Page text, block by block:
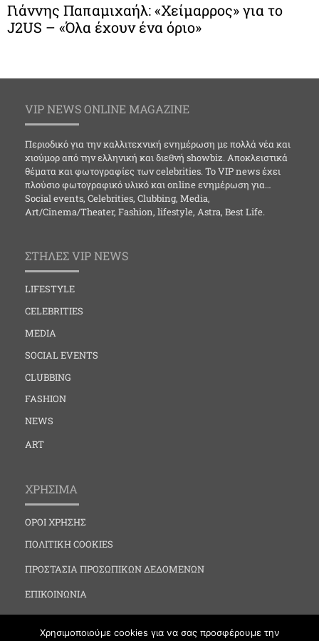
Γιάννης Παπαμιχαήλ: «Χείμαρρος» για το
J2US – «Όλα έχουν ένα όριο»
VIP NEWS ONLINE MAGAZINE
Περιοδικό για την καλλιτεχνική ενημέρωση με πολλά νέα και
χιούμορ από την ελληνική και διεθνή showbiz. Αποκλειστικά
θέματα και φωτογραφίες των celebrities. Το VIP news έχει
πλούσιο φωτογραφικό υλικό και online ενημέρωση για…
Social events, Celebrities, Clubbing, Media,
Art/Cinema/Theater, Fashion, lifestyle, Astra, Best Life.
ΣΤΗΛΕΣ VIP NEWS
LIFESTYLE
CELEBRITIES
MEDIA
SOCIAL EVENTS
CLUBBING
FASHION
NEWS
ART
ΧΡΗΣΙΜΑ
ΟΡΟΙ ΧΡΗΣΗΣ
ΠΟΛΙΤΙΚΗ COOKIES
ΠΡΟΣΤΑΣΙΑ ΠΡΟΣΩΠΙΚΩΝ ΔΕΔΟΜΕΝΩΝ
ΕΠΙΚΟΙΝΩΝΙΑ
Χρησιμοποιούμε cookies για να σας προσφέρουμε την